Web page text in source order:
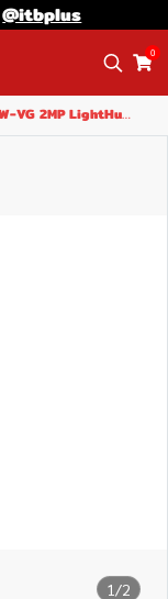
@itbplus
0
WIFI IR Network PTZ Camera
1/2